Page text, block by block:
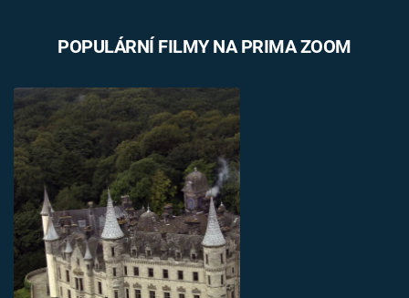
POPULÁRNÍ FILMY NA PRIMA ZOOM